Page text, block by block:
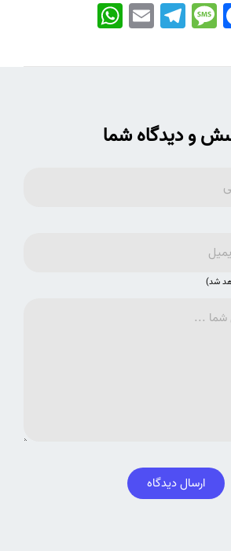
WhatsApp EmailTelegramMessage
و دیدگاه شما
شد)
ارسال دیدگاه